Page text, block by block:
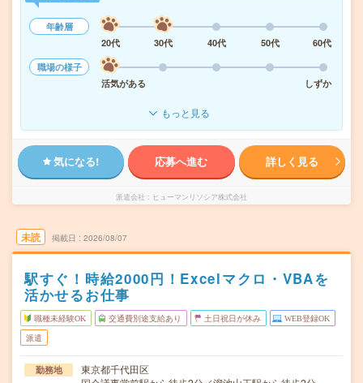
年齢層
20代
30代 40代 50代
60代
職場の様子
活気がある
しずか
もっと見る
気になる! 応募へ進む 詳しく見る
派遣会社 ヒューマンリソシア株式会社
未読 掲載日 2026/08/07
駅すぐ！時給2000円！Excelマクロ・VBAを
活かせるお仕事
職種未経験OK 交通費別途支給あり 土日祝日が休み WEB登録OK
派遣
勤務地
東京都千代田区